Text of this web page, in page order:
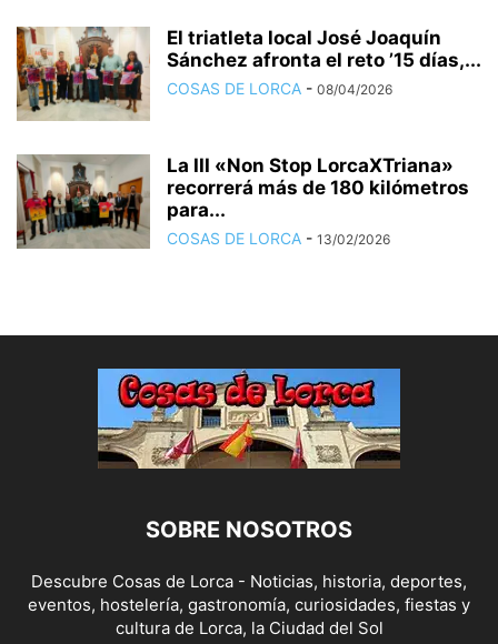
El triatleta local José Joaquín
Sánchez afronta el reto ’15 días,...
COSAS DE LORCA - 08/04/2026
La III «Non Stop LorcaXTriana»
recorrerá más de 180 kilómetros
para...
COSAS DE LORCA - 13/02/2026
SOBRE NOSOTROS
Descubre Cosas de Lorca - Noticias, historia, deportes,
eventos, hostelería, gastronomía, curiosidades, fiestas y
cultura de Lorca, la Ciudad del Sol